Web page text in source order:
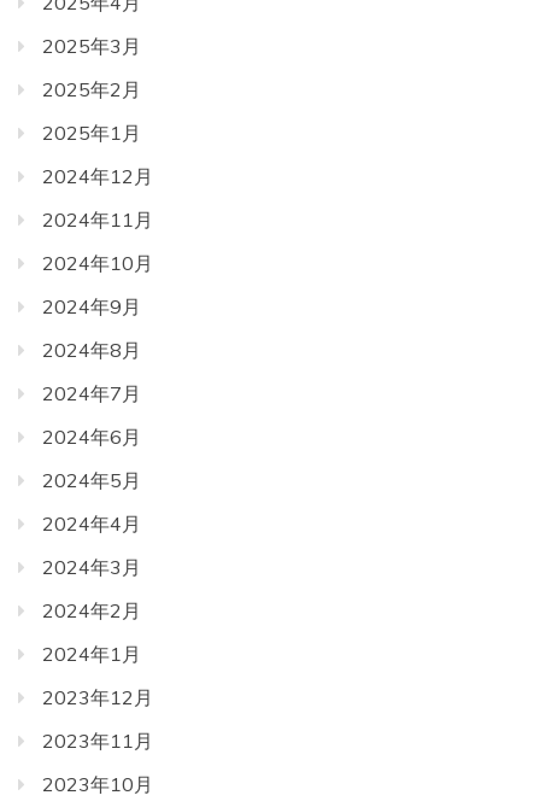
2025年3月
2025年2月
2025年1月
2024年12月
2024年11月
2024年10月
2024年9月
2024年8月
2024年7月
2024年6月
2024年5月
2024年4月
2024年3月
2024年2月
2024年1月
2023年12月
2023年11月
2023年10月